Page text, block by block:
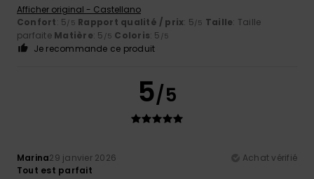
Afficher original - Castellano
Confort: 5/5 Rapport qualité / prix: 5/5 Taille: Taille
parfaite Matière: 5 /5 Coloris: 5 /5
Je recommande ce produit
5/5
Marina29 janvier 2026
Achat vérifié
Tout est parfait